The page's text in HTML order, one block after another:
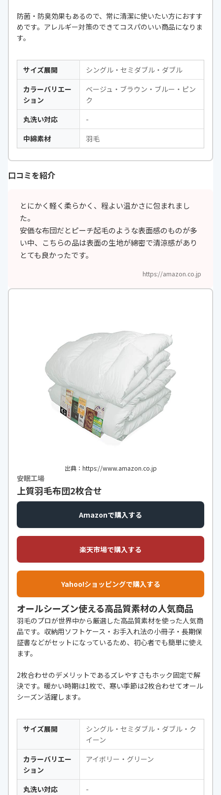
防菌・防臭効果もあるので、常に清潔に使いたい方におすす
めです。アレルギー対策のできてコスパのいい商品になりま
す。
サイズ展開
シングル・セミダブル・ダブル
カラーバリエー
ション
ベージュ・ブラウン・ブルー・ピン
ク
丸洗い対応
-
中綿素材
羽毛
口コミを紹介
とにかく軽く柔らかく、程よい温かさに包まれまし
た。
安価な布団だとピーチ起毛のような表面感のものが多
い中、こちらの品は表面の生地が綿密で清涼感があり
とても良かったです。
https://amazon.co.jp
出典：https://www.amazon.co.jp
安眠工場
上質羽毛布団2枚合せ
Amazonで購入する
楽天市場で購入する
Yahoo!ショッピングで購入する
オールシーズン使える高品質素材の人気商品
羽毛のプロが世界中から厳選した高品質素材を使った人気商
品です。収納用ソフトケース・お手入れ法の小冊子・長期保
証書などがセットになっているため、初心者でも簡単に使え
ます。
2枚合わせのデメリットであるズレやすさもホック固定で解
決です。暖かい時期は1枚で、寒い季節は2枚合わせてオール
シーズン活躍します。
サイズ展開
シングル・セミダブル・ダブル・ク
イーン
カラーバリエー
ション
アイボリー・グリーン
丸洗い対応
-